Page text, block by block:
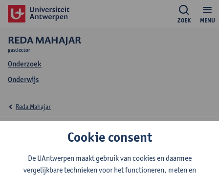
MENU
ZOEK
REDA MAHAJAR
gastlector
Onderzoek
Onderwijs
Onderzoek Reda
Mahajar
Reda Mahajar
Cookie consent
De UAntwerpen maakt gebruik van cookies en daarmee
vergelijkbare technieken voor het functioneren, meten en